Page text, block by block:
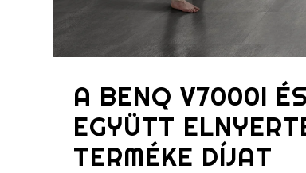
A BENQ V7000I
EGYÜTT
TERMÉKE DÍJAT